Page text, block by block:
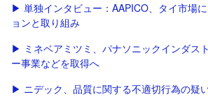
▶ 単独インタビュー：AAPICO、タイ市場
ョンと取り組み
▶ ミネベアミツミ、パナソニックインダス
ー事業などを取得へ
▶ ニデック、品質に関する不適切行為の疑